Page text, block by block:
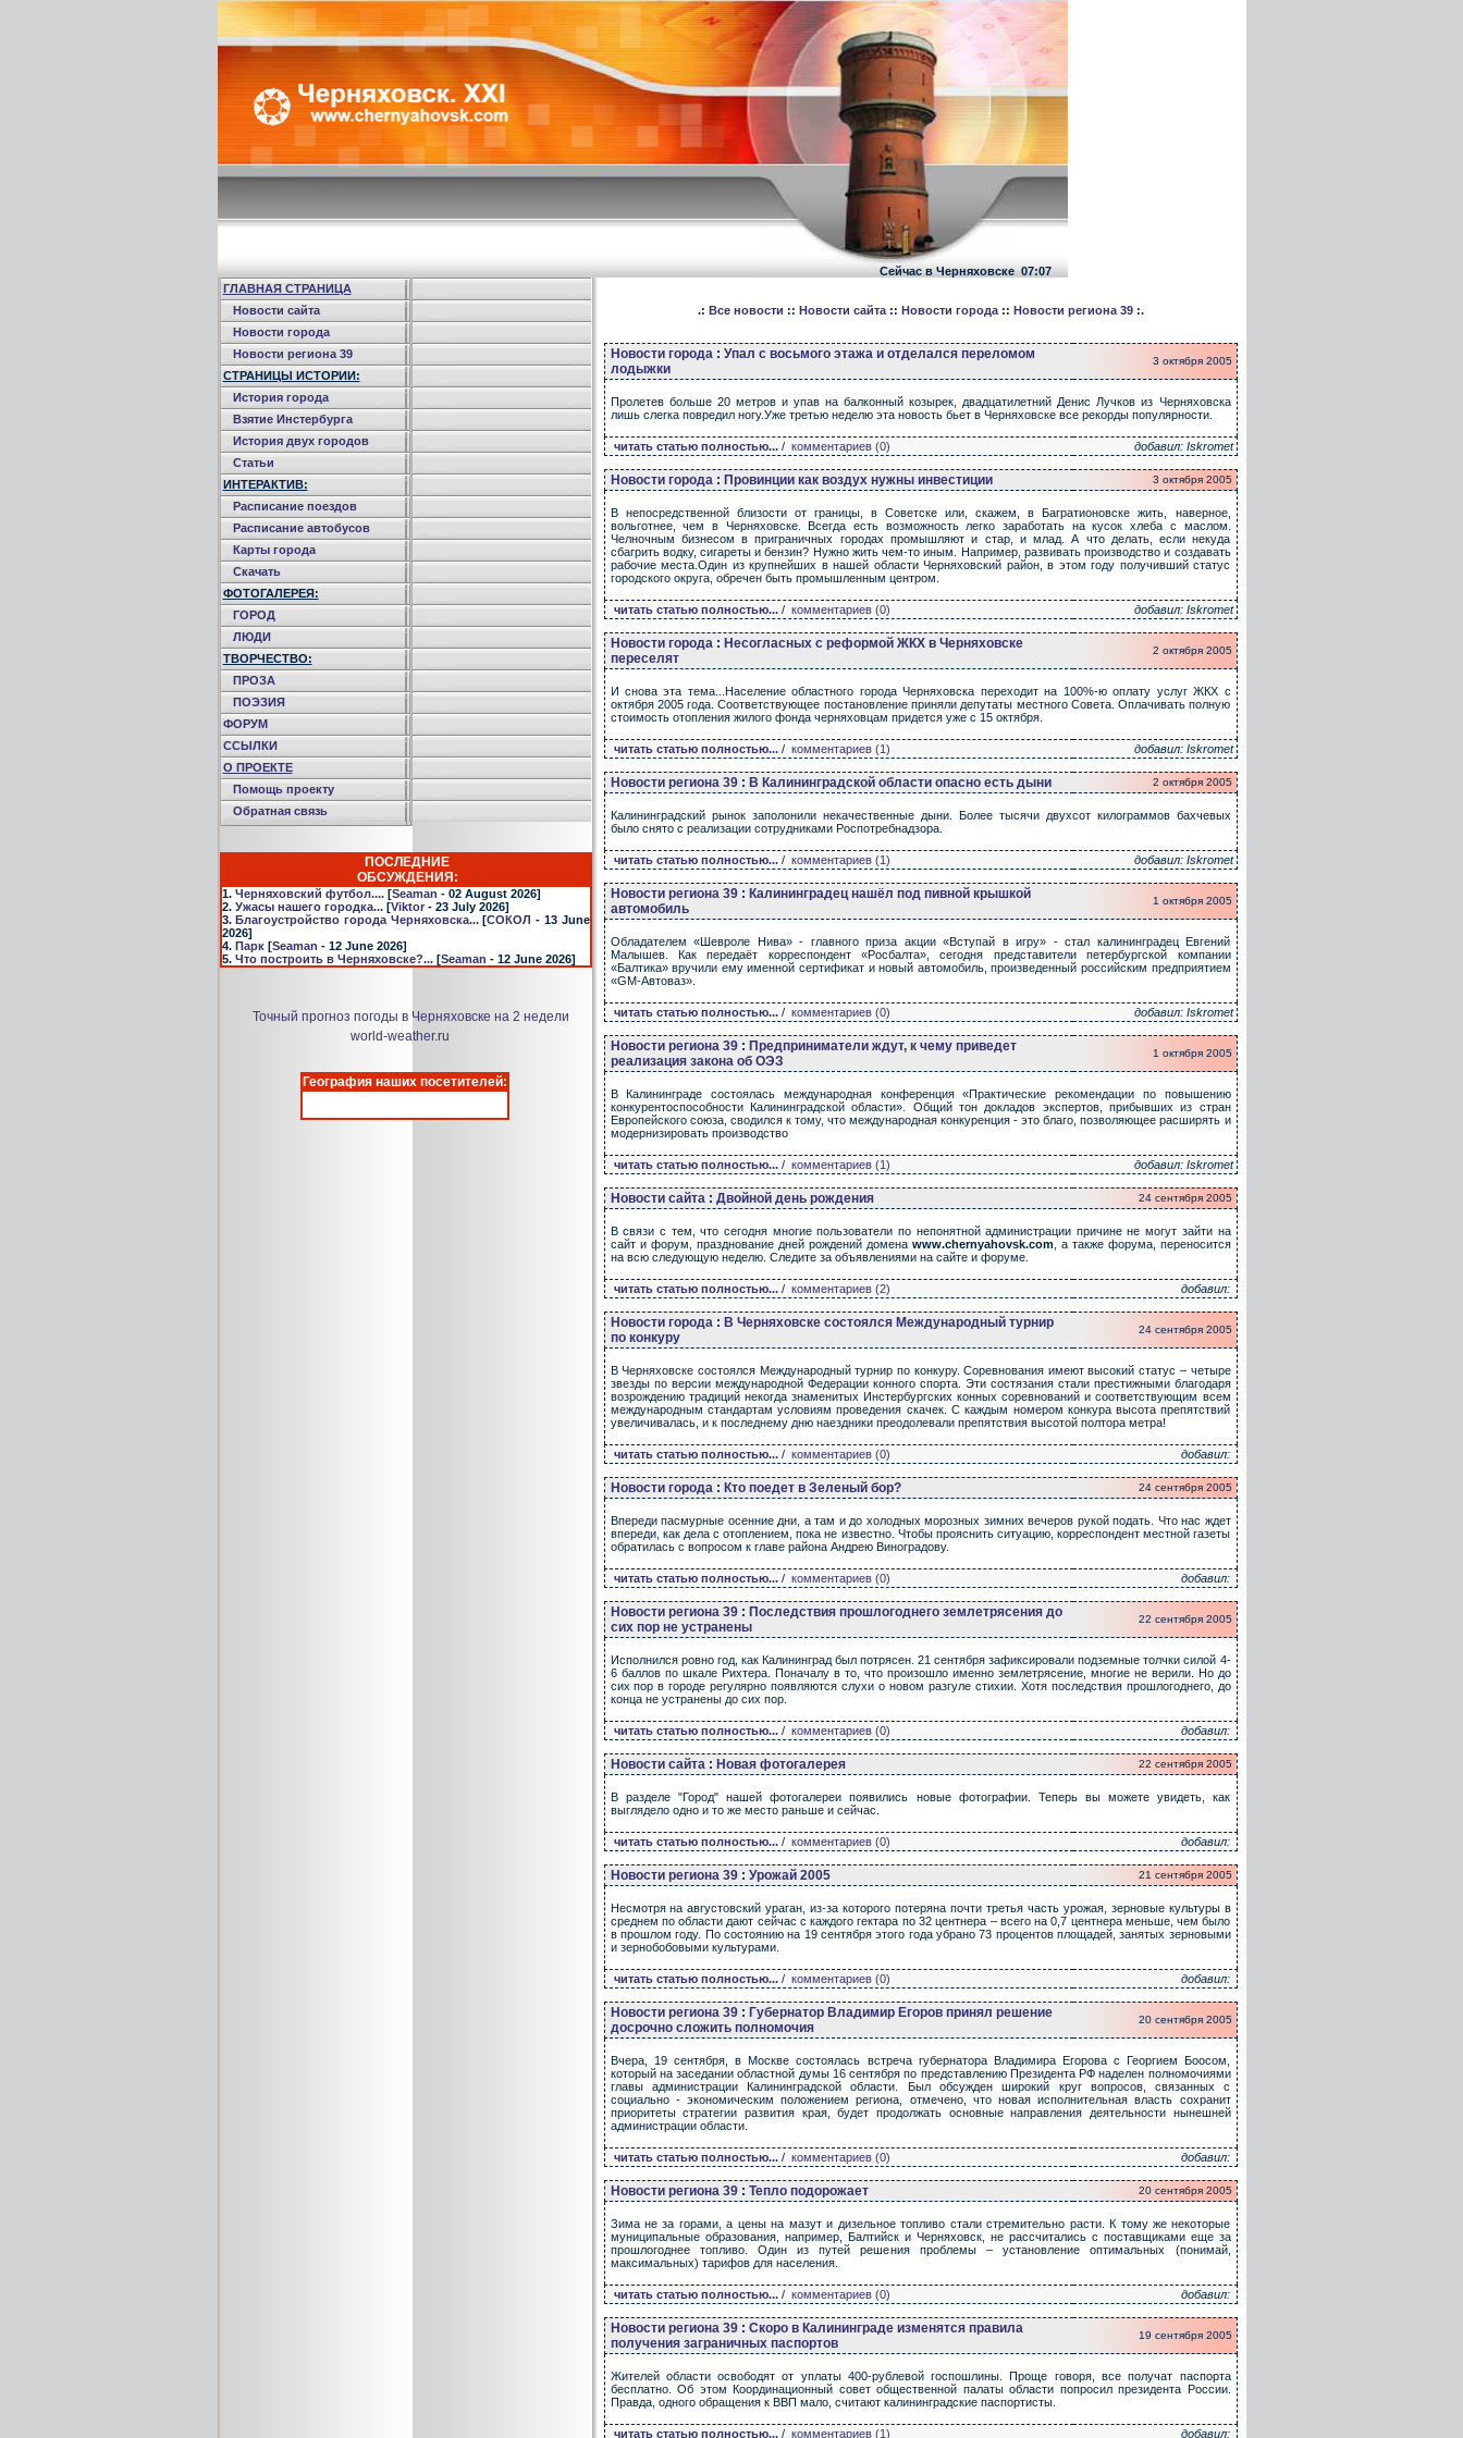
Сейчас в Черняховске07:07
ГЛАВНАЯ СТРАНИЦА
Новости сайта
Новости города
Новости региона 39
СТРАНИЦЫ ИСТОРИИ:
История города
Взятие Инстербурга
История двух городов
Статьи
ИНТЕРАКТИВ:
Расписание поездов
Расписание автобусов
Карты города
Скачать
ФОТОГАЛЕРЕЯ:
ГОРОД
ЛЮДИ
ТВОРЧЕСТВО:
ПРОЗА
ПОЭЗИЯ
ФОРУМ
ССЫЛКИ
О ПРОЕКТЕ
Помощь проекту
Обратная связь
ПОСЛЕДНИЕ
ОБСУЖДЕНИЯ:
1. Черняховский футбол....[Seaman - 02 August 2026]
2. Ужасы нашего городка...[Viktor- 23 July 2026]
3.Благоустройство города Черняховска...[СОКОЛ - 13 June
2026]
4. Парк[Seaman - 12 June 2026]
5. Что построить в Черняховске?...[Seaman - 12 June 2026]
Точный прогноз погоды в Черняховске на 2 недели
world-weather.ru
География наших посетителей:
.: Все новости :: Новости сайта:: Новости города:: Новости региона 39:.
Новости города: Упал с восьмого этажа и отделался переломом
лодыжки
3 октября 2005
Пролетев больше 20 метров и упав на балконный козырек, двадцатилетний Денис Лучков из Черняховска
лишь слегка повредил ногу.Уже третью неделю эта новость бьет в Черняховске все рекорды популярности.
читать статью полностью... / комментариев (0) добавил: Iskromet
Новости города: Провинции как воздух нужны инвестиции 3 октября 2005
В непосредственной близости от границы, в Советске или, скажем, в Багратионовске жить, наверное,
вольготнее, чем в Черняховске. Всегда есть возможность легко заработать на кусок хлеба с маслом.
Челночным бизнесом в приграничных городах промышляют и стар, и млад. А что делать, если некуда
сбагрить водку, сигареты и бензин? Нужно жить чем-то иным. Например, развивать производство и создавать
рабочие места.Один из крупнейших в нашей области Черняховский район, в этом году получивший статус
городского округа, обречен быть промышленным центром.
читать статью полностью... / комментариев (0) добавил: Iskromet
Новости города: Несогласных с реформой ЖКХ в Черняховске
переселят
2 октября 2005
И снова эта тема...Население областного города Черняховска переходит на 100%-ю оплату услуг ЖКХ с
октября 2005 года. Соответствующее постановление приняли депутаты местного Совета. Оплачивать полную
стоимость отопления жилого фонда черняховцам придется уже с 15 октября.
читать статью полностью... / комментариев (1) добавил: Iskromet
Новости региона 39: В Калининградской области опасно есть дыни 2 октября 2005
Калининградский рынок заполонили некачественные дыни. Более тысячи двухсот килограммов бахчевых
было снято с реализации сотрудниками Роспотребнадзора.
читать статью полностью... / комментариев (1) добавил: Iskromet
Новости региона 39: Калининградец нашёл под пивной крышкой
автомобиль
1 октября 2005
Обладателем «Шевроле Нива» - главного приза акции «Вступай в игру» - стал калининградец Евгений
Малышев. Как передаёт корреспондент «Росбалта», сегодня представители петербургской компании
«Балтика» вручили ему именной сертификат и новый автомобиль, произведенный российским предприятием
«GM-Автоваз».
читать статью полностью... / комментариев (0) добавил: Iskromet
Новости региона 39: Предприниматели ждут, к чему приведет
реализация закона об ОЭЗ
1 октября 2005
В Калининграде состоялась международная конференция «Практические рекомендации по повышению
конкурентоспособности Калининградской области». Общий тон докладов экспертов, прибывших из стран
Европейского союза, сводился к тому, что международная конкуренция - это благо, позволяющее расширять и
модернизировать производство
читать статью полностью... / комментариев (1) добавил: Iskromet
Новости сайта: Двойной день рождения 24 сентября 2005
В связи с тем, что сегодня многие пользователи по непонятной администрации причине не могут зайти на
сайт и форум, празднование дней рождений домена www.chernyahovsk.com, а также форума, переносится
на всю следующую неделю. Следите за объявлениями на сайте и форуме.
читать статью полностью... / комментариев (2) добавил:
Новости города: В Черняховске состоялся Международный турнир
по конкуру
24 сентября 2005
В Черняховске состоялся Международный турнир по конкуру. Соревнования имеют высокий статус – четыре
звезды по версии международной Федерации конного спорта. Эти состязания стали престижными благодаря
возрождению традиций некогда знаменитых Инстербургских конных соревнований и соответствующим всем
международным стандартам условиям проведения скачек. С каждым номером конкура высота препятствий
увеличивалась, и к последнему дню наездники преодолевали препятствия высотой полтора метра!
читать статью полностью... / комментариев (0) добавил:
Новости города: Кто поедет в Зеленый бор? 24 сентября 2005
Впереди пасмурные осенние дни, а там и до холодных морозных зимних вечеров рукой подать. Что нас ждет
впереди, как дела с отоплением, пока не известно. Чтобы прояснить ситуацию, корреспондент местной газеты
обратилась с вопросом к главе района Андрею Виноградову.
читать статью полностью... / комментариев (0) добавил:
Новости региона 39: Последствия прошлогоднего землетрясения до
сих пор не устранены
22 сентября 2005
Исполнился ровно год, как Калининград был потрясен. 21 сентября зафиксировали подземные толчки силой 4-
6 баллов по шкале Рихтера. Поначалу в то, что произошло именно землетрясение, многие не верили. Но до
сих пор в городе регулярно появляются слухи о новом разгуле стихии. Хотя последствия прошлогоднего, до
конца не устранены до сих пор.
читать статью полностью... / комментариев (0) добавил:
Новости сайта: Новая фотогалерея 22 сентября 2005
В разделе "Город" нашей фотогалереи появились новые фотографии. Теперь вы можете увидеть, как
выглядело одно и то же место раньше и сейчас.
читать статью полностью... / комментариев (0) добавил:
Новости региона 39: Урожай 2005 21 сентября 2005
Несмотря на августовский ураган, из-за которого потеряна почти третья часть урожая, зерновые культуры в
среднем по области дают сейчас с каждого гектара по 32 центнера – всего на 0,7 центнера меньше, чем было
в прошлом году. По состоянию на 19 сентября этого года убрано 73 процентов площадей, занятых зерновыми
и зернобобовыми культурами.
читать статью полностью... / комментариев (0) добавил:
Новости региона 39: Губернатор Владимир Егоров принял решение
досрочно сложить полномочия
20 сентября 2005
Вчера, 19 сентября, в Москве состоялась встреча губернатора Владимира Егорова с Георгием Боосом,
который на заседании областной думы 16 сентября по представлению Президента РФ наделен полномочиями
главы администрации Калининградской области. Был обсужден широкий круг вопросов, связанных с
социально - экономическим положением региона, отмечено, что новая исполнительная власть сохранит
приоритеты стратегии развития края, будет продолжать основные направления деятельности нынешней
администрации области.
читать статью полностью... / комментариев (0) добавил:
Новости региона 39: Тепло подорожает 20 сентября 2005
Зима не за горами, а цены на мазут и дизельное топливо стали стремительно расти. К тому же некоторые
муниципальные образования, например, Балтийск и Черняховск, не рассчитались с поставщиками еще за
прошлогоднее топливо. Один из путей решения проблемы – установление оптимальных (понимай,
максимальных) тарифов для населения.
читать статью полностью... / комментариев (0) добавил:
Новости региона 39: Скоро в Калининграде изменятся правила
получения заграничных паспортов
19 сентября 2005
Жителей области освободят от уплаты 400-рублевой госпошлины. Проще говоря, все получат паспорта
бесплатно. Об этом Координационный совет общественной палаты области попросил президента России.
Правда, одного обращения к ВВП мало, считают калининградские паспортисты.
читать статью полностью... / комментариев (1) добавил: